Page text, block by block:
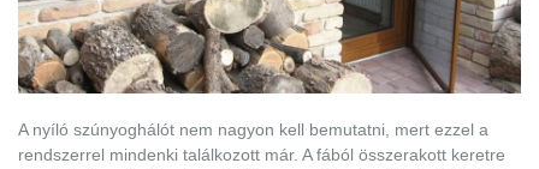
A nyíló szúnyoghálót nem nagyon kell bemutatni, mert ezzel a
rendszerrel mindenki találkozott már. A fából összerakott keretre